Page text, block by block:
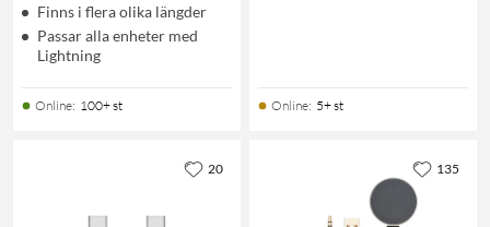
Finns i flera olika längder
Passar alla enheter med
Lightning
Online: 100+ st Online: 5+ st
20 135